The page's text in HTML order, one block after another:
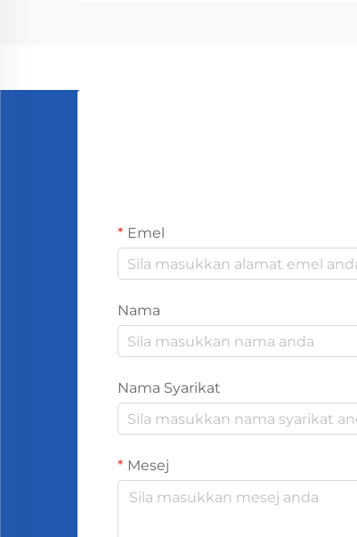
Emel
Nama
Nama Syarikat
Mesej